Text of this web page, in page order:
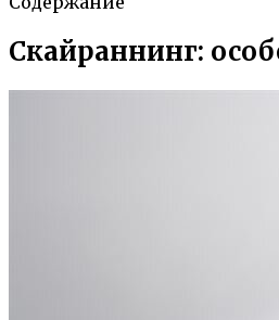
Скайраннинг: